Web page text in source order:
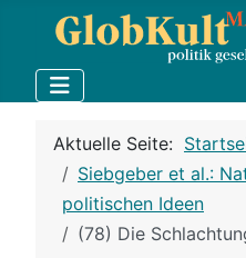
Aktuelle Seite:
Siebgeber et al.:
politischen Ideen
(78) Die